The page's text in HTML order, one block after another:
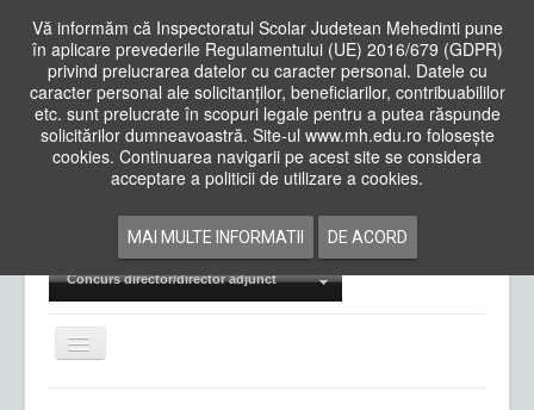
Vă informăm că Inspectoratul Scolar Judetean Mehedinti pune
în aplicare prevederile Regulamentului (UE) 2016/679 (GDPR)
privind prelucrarea datelor cu caracter personal. Datele cu
caracter personal ale solicitanților, beneficiarilor, contribuabililor
etc. sunt prelucrate în scopuri legale pentru a putea răspunde
solicitărilor dumneavoastră. Site-ul www.mh.edu.ro folosește
cookies. Continuarea navigarii pe acest site se considera
acceptare a politicii de utilizare a cookies.
MAI MULTE INFORMATII DE ACORD
Cauta
in
siteAcasa Cadre Didactice
Examene Naționale
Concurs director/director adjunct
Comută
navigarea